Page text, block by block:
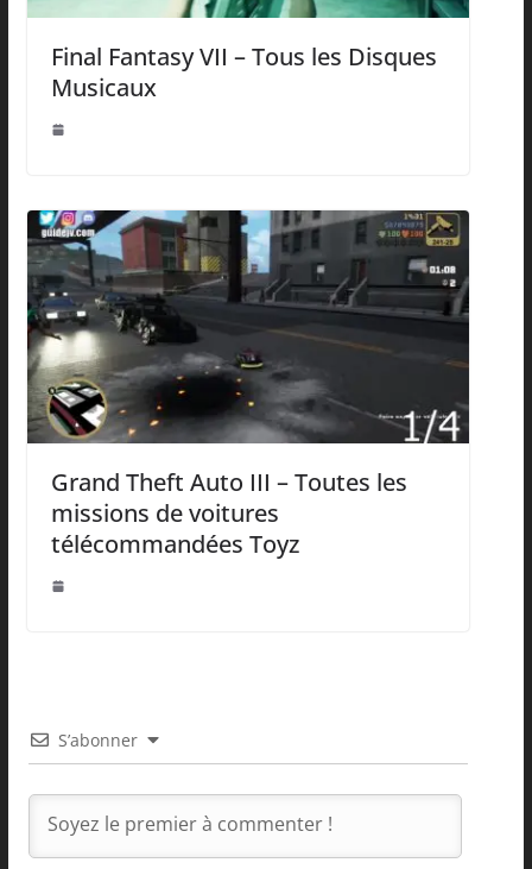
Final Fantasy VII – Tous les Disques
Musicaux
Grand Theft Auto III – Toutes les
missions de voitures
télécommandées Toyz
S’abonner